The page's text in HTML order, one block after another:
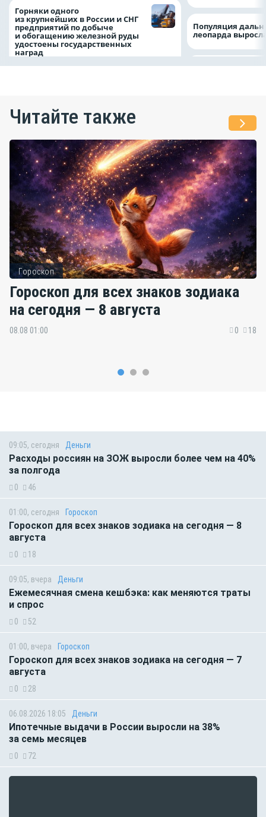
Горняки одного
из крупнейших в России и СНГ
предприятий по добыче
и обогащению железной руды
удостоены государственных
наград
Популяция
леопарда
Читайте также
Гороскоп
Гороскоп для всех знаков зодиака
на сегодня — 8 августа
08.08 01:00 0 18
09:05, сегодня Деньги
Расходы россиян на ЗОЖ выросли более чем на 40%
за полгода
0 46
01:00, сегодня Гороскоп
Гороскоп для всех знаков зодиака на сегодня — 8
августа
0 18
09:05, вчера Деньги
Ежемесячная смена кешбэка: как меняются траты
и спрос
0 52
01:00, вчера Гороскоп
Гороскоп для всех знаков зодиака на сегодня — 7
августа
0 28
06.08.2026 18:05 Деньги
Ипотечные выдачи в России выросли на 38%
за семь месяцев
0 72